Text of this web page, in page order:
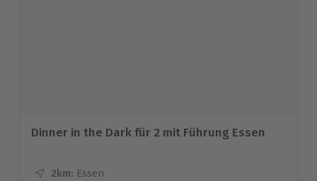
Dinner in the Dark für 2 mit Führung Essen
2km: Entfernung
Standort
Essen